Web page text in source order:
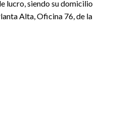
lucro, siendo su domicilio
Alta, Oficina 76, de la